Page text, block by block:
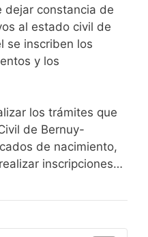
dejar constancia de
al estado civil de
se inscriben los
y los
los trámites que
de Bernuy-
de nacimiento,
inscripciones…